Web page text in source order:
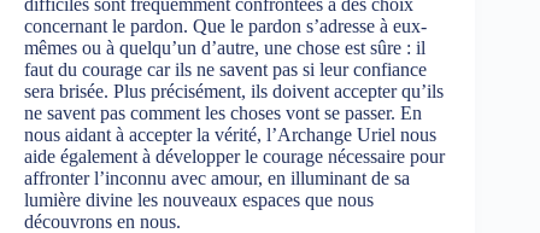
difficiles sont fréquemment confrontées à des choix
concernant le pardon. Que le pardon s’adresse à eux-
mêmes ou à quelqu’un d’autre, une chose est sûre : il
faut du courage car ils ne savent pas si leur confiance
sera brisée. Plus précisément, ils doivent accepter qu’ils
ne savent pas comment les choses vont se passer. En
nous aidant à accepter la vérité, l’Archange Uriel nous
aide également à développer le courage nécessaire pour
affronter l’inconnu avec amour, en illuminant de sa
lumière divine les nouveaux espaces que nous
découvrons en nous.